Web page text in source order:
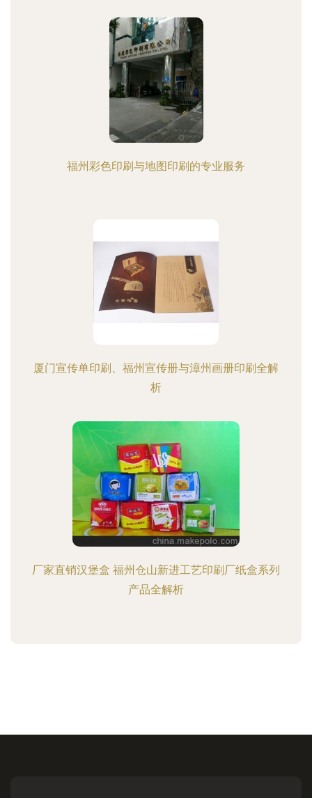
福州彩色印刷与地图印刷的专业服务
厦门宣传单印刷、福州宣传册与漳州画册印刷全解
析
厂家直销汉堡盒 福州仓山新进工艺印刷厂纸盒系列
产品全解析